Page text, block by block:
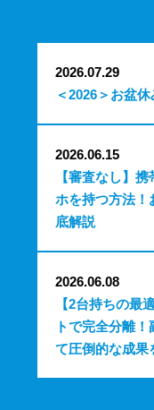
2026.07.29
＜2026＞お盆
2026.06.15
【審査なし】
ホを持つ方法！
底解説
2026.06.08
【2台持ちの最
トで完全分離
て圧倒的な成果